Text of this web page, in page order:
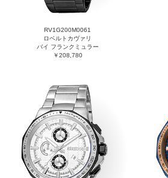
RV1G200M0061
ロベルトカヴァリ
バイ フランクミュラー
￥208,780